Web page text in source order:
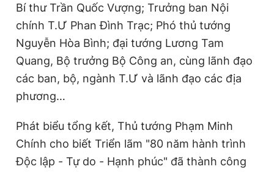
Bí thư Trần Quốc Vượng; Trưởng ban Nội
chính T.Ư Phan Đình Trạc; Phó thủ tướng
Nguyễn Hòa Bình; đại tướng Lương Tam
Quang, Bộ trưởng Bộ Công an, cùng lãnh đạo
các ban, bộ, ngành T.Ư và lãnh đạo các địa
phương…
Phát biểu tổng kết, Thủ tướng Phạm Minh
Chính cho biết Triển lãm "80 năm hành trình
Độc lập - Tự do - Hạnh phúc" đã thành công